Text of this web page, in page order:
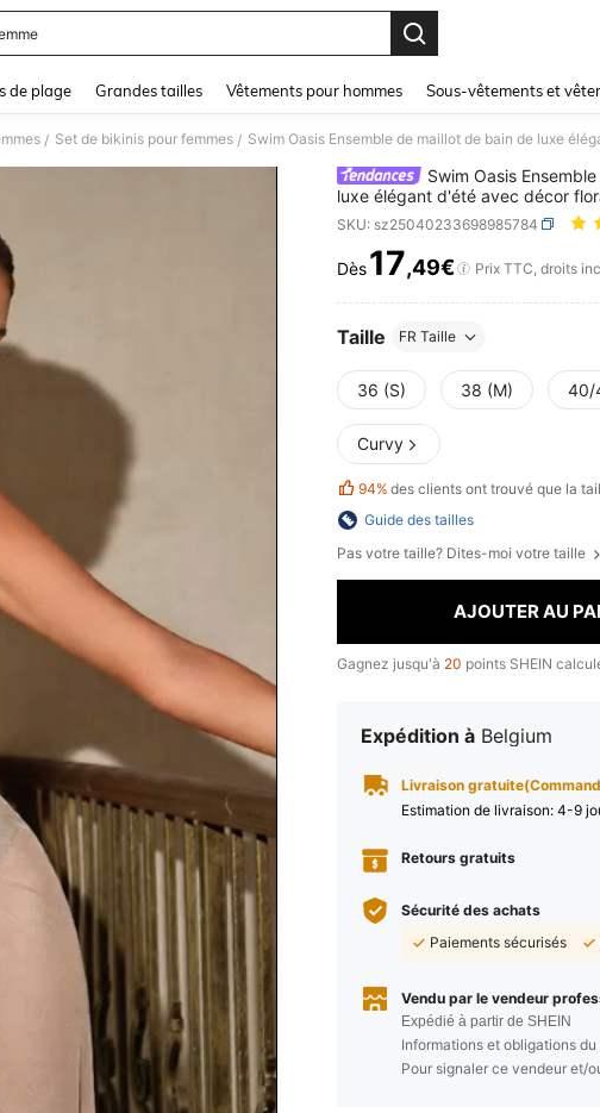
de plage Grandes tailles Vêtements pour hommes Sous-vêtements et
/ Set de bikinis pour femmes /
Swim Oasis
luxe élégant d'été avec décor
SKU: sz25040233698985784
PRICE AND
Dès17,49€ Prix TTC, droits
Taille FR Taille
36 (S) 38 (M) 40/
Curvy
94% des clients ont trouvé que la
Guide des tailles
Pas votre taille? Dites-moi votre taille
AJOUTER AU
Gagnez jusqu'à 20 points SHEIN
Expédition à Belgium
Livraison
Estimation de livraison: 4-9
Retours gratuits
Sécurité des achats
Paiements sécurisés
Vendu par le vendeur
Expédié à partir de SHEIN
Informations et obligations
Pour signaler ce vendeur et/